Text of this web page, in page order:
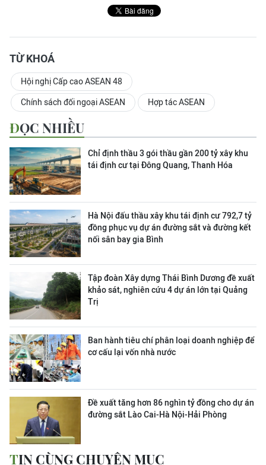
TỪ KHOÁ
Hội nghị Cấp cao ASEAN 48
Chính sách đối ngoại ASEAN Hợp tác ASEAN
ĐỌC NHIỀU
Chỉ định thầu 3 gói thầu gần 200 tỷ xây khu
tái định cư tại Đông Quang, Thanh Hóa
Hà Nội đấu thầu xây khu tái định cư 792,7 tỷ
đồng phục vụ dự án đường sắt và đường kết
nối sân bay gia Bình
Tập đoàn Xây dựng Thái Bình Dương đề xuất
khảo sát, nghiên cứu 4 dự án lớn tại Quảng
Trị
Ban hành tiêu chí phân loại doanh nghiệp để
cơ cấu lại vốn nhà nước
Đề xuất tăng hơn 86 nghìn tỷ đồng cho dự án
đường sắt Lào Cai-Hà Nội-Hải Phòng
TIN CÙNG CHUYÊN MỤC